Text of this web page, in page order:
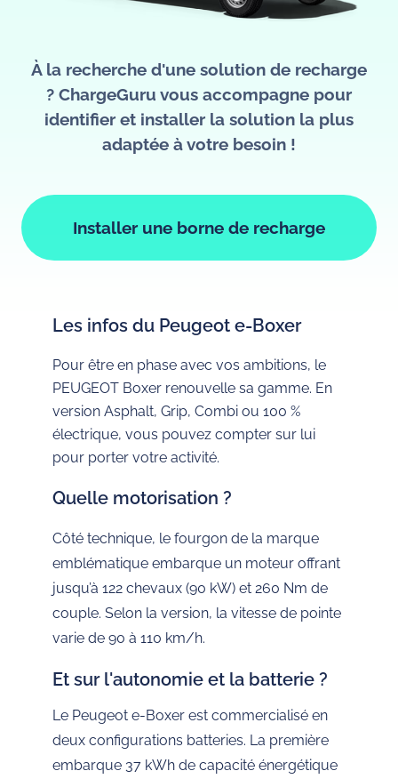
À la recherche d'une solution de recharge
? ChargeGuru vous accompagne pour
identifier et installer la solution la plus
adaptée à votre besoin !
Installer une borne de recharge
Les infos du Peugeot e-Boxer
Pour être en phase avec vos ambitions, le
PEUGEOT Boxer renouvelle sa gamme. En
version Asphalt, Grip, Combi ou 100 %
électrique, vous pouvez compter sur lui
pour porter votre activité.
Quelle motorisation ?
Côté technique, le fourgon de la marque
emblématique embarque un moteur offrant
jusqu’à 122 chevaux (90 kW) et 260 Nm de
couple. Selon la version, la vitesse de pointe
varie de 90 à 110 km/h.
Et sur l'autonomie et la batterie ?
Le Peugeot e-Boxer est commercialisé en
deux configurations batteries. La première
embarque 37 kWh de capacité énergétique